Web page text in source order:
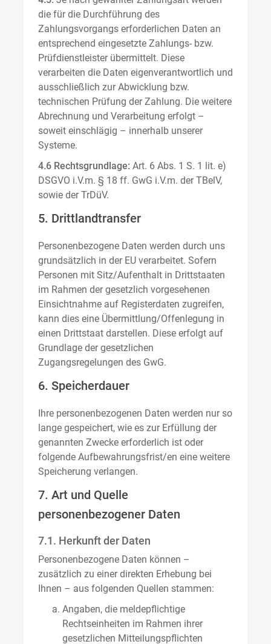
die für die Durchführung des
Zahlungsvorgangs erforderlichen Daten an
entsprechend eingesetzte Zahlungs- bzw.
Prüfdienstleister übermittelt. Diese
verarbeiten die Daten eigenverantwortlich und
ausschließlich zur Abwicklung bzw.
technischen Prüfung der Zahlung. Die weitere
Abrechnung und Verarbeitung erfolgt –
soweit einschlägig – innerhalb unserer
Systeme.
4.6 Rechtsgrundlage: Art. 6 Abs. 1 S. 1 lit. e)
DSGVO i.V.m. § 18 ff. GwG i.V.m. der TBelV,
sowie der TrDüV.
5. Drittlandtransfer
Personenbezogene Daten werden durch uns
grundsätzlich in der EU verarbeitet. Sofern
Personen mit Sitz/Aufenthalt in Drittstaaten
im Rahmen der gesetzlich vorgesehenen
Einsichtnahme auf Registerdaten zugreifen,
kann dies eine Übermittlung/Offenlegung in
einen Drittstaat darstellen. Diese erfolgt auf
Grundlage der gesetzlichen
Zugangsregelungen des GwG.
6. Speicherdauer
Ihre personenbezogenen Daten werden nur so
lange gespeichert, wie es zur Erfüllung der
genannten Zwecke erforderlich ist oder
folgende Aufbewahrungsfrist/en eine weitere
Speicherung verlangen.
7. Art und Quelle
personenbezogener Daten
7.1. Herkunft der Daten
Personenbezogene Daten können –
zusätzlich zu einer direkten Erhebung bei
Ihnen – aus folgenden Quellen stammen:
Angaben, die meldepflichtige
Rechtseinheiten im Rahmen ihrer
gesetzlichen Mitteilungspflichten